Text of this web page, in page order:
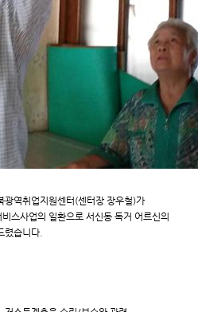
역취업지원센터(센터장 장우철)가
스사업의 일환으로 서신동 독거 어르신의
렸습니다.